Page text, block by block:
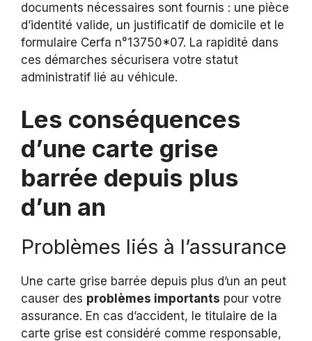
documents nécessaires sont fournis : une pièce
d’identité valide, un justificatif de domicile et le
formulaire Cerfa n°13750*07. La rapidité dans
ces démarches sécurisera votre statut
administratif lié au véhicule.
Les conséquences
d’une carte grise
barrée depuis plus
d’un an
Problèmes liés à l’assurance
Une carte grise barrée depuis plus d’un an peut
causer des problèmes importants pour votre
assurance. En cas d’accident, le titulaire de la
carte grise est considéré comme responsable,